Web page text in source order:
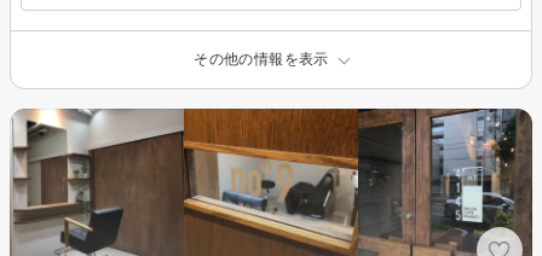
その他の情報を表示